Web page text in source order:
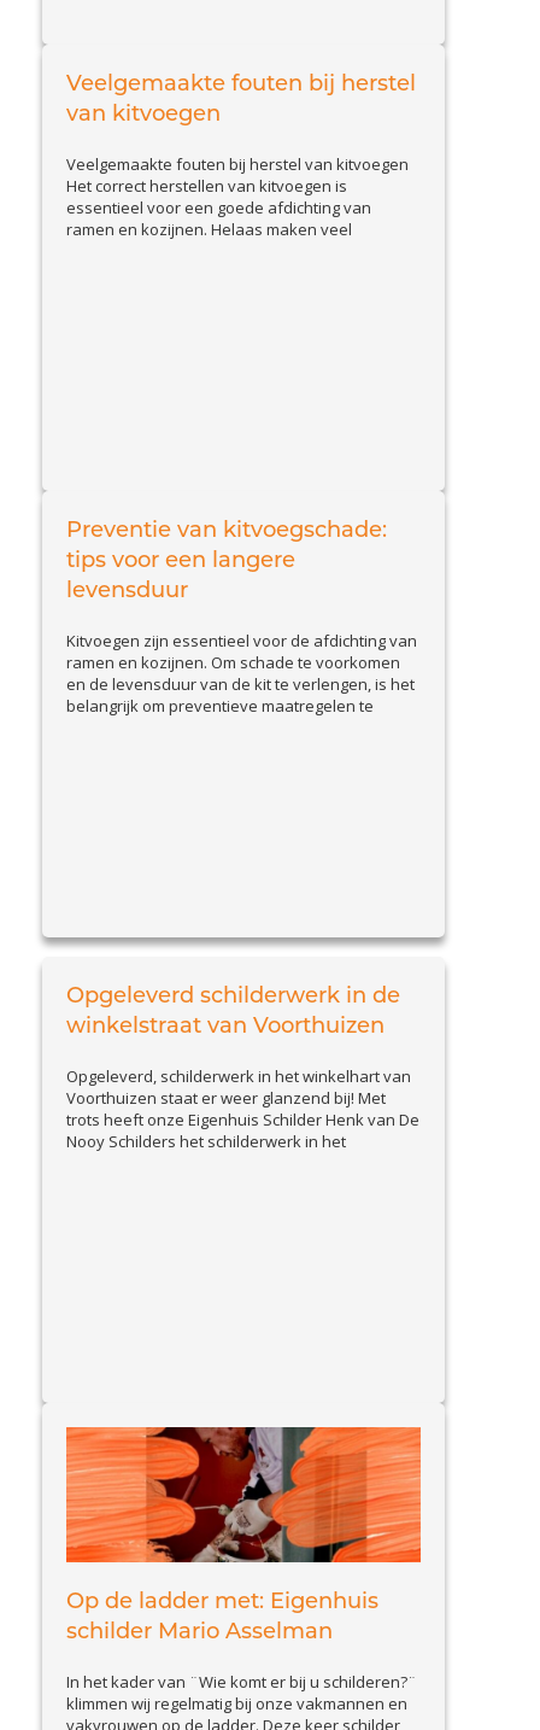
hoe u schade door slakken herkent en welke
effectieve...View Article
Veelgemaakte fouten bij herstel
van kitvoegen
Veelgemaakte fouten bij herstel van kitvoegen
Het correct herstellen van kitvoegen is
essentieel voor een goede afdichting van
ramen en kozijnen. Helaas maken veel
Preventie van kitvoegschade:
tips voor een langere
levensduur
Kitvoegen zijn essentieel voor de afdichting van
ramen en kozijnen. Om schade te voorkomen
en de levensduur van de kit te verlengen, is het
belangrijk om preventieve maatregelen te
Opgeleverd schilderwerk in de
winkelstraat van Voorthuizen
Opgeleverd, schilderwerk in het winkelhart van
Voorthuizen staat er weer glanzend bij! Met
trots heeft onze Eigenhuis Schilder Henk van De
Nooy Schilders het schilderwerk in het
Op de ladder met: Eigenhuis
schilder Mario Asselman
In het kader van ¨Wie komt er bij u schilderen?¨
klimmen wij regelmatig bij onze vakmannen en
vakvrouwen op de ladder. Deze keer schilder